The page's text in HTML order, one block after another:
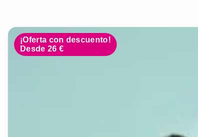
¡Oferta con descuento!
Desde 26 €